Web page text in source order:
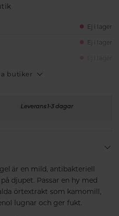
Ej i lager
Ej i lager
butiker
Leverans 1-3 dagar
är en mild, antibakteriell
djupet. Passar en hy med
örtextrakt som kamomill,
lugnar och ger fukt.